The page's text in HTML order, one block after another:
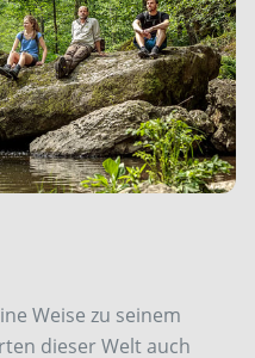
Weise zu seinem
dieser Welt auch